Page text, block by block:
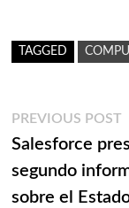
TAGGED
de
entradas
PREVIOUS POST
Salesforce
segundo
sobre el